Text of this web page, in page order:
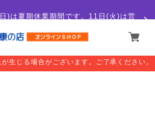
)は夏期休業期間です。11日(火)は営
生じる場合がございます。ご了承ください。